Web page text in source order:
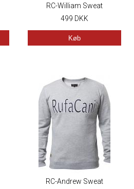
RC-William Sweat
499 DKK
Køb
RC-Andrew Sweat